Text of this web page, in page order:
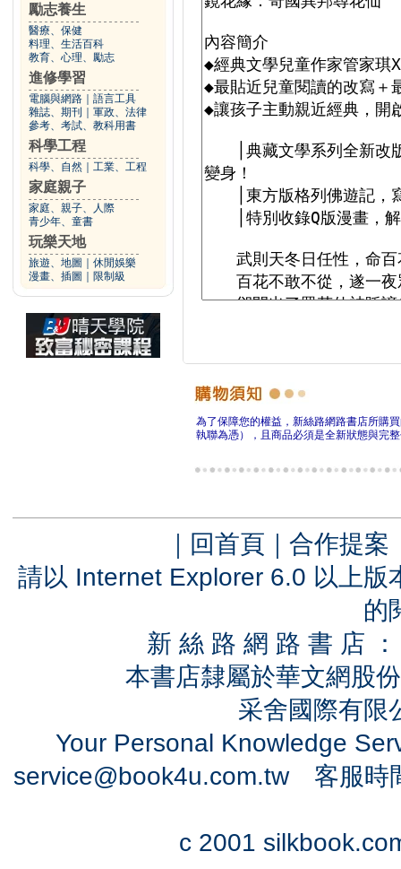
勵志養生
醫療、保健
料理、生活百科
教育、心理、勵志
進修學習
電腦與網路
語言工具
雜誌、期刊
軍政、法律
參考、考試、教科用書
科學工程
科學、自然 工業、工程
家庭親子
家庭、親子、人際
青少年、童書
玩樂天地
旅遊、地圖
休閒娛樂
漫畫、插圖
限制級
為了保障您的權益，新絲路網路書店所購
執聯為憑），且商品必須是全新狀態與完
｜ 回首頁 ｜ 合作提案
請以 Internet Explorer 6.0 以上
的
新 絲 路 網 路 書 店
本書店隸屬於華文網股
采舍國際有
Your Personal Knowledge
service@book4u.com.tw客服時
c 2001